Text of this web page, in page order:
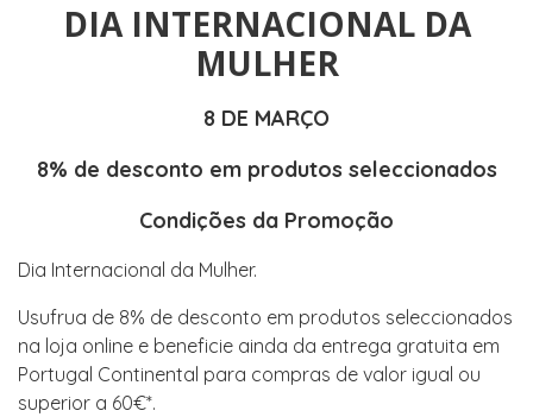
DIA INTERNACIONAL DA
MULHER
8 DE MARÇO
8% de desconto em produtos seleccionados
Condições da Promoção
Dia Internacional da Mulher.
Usufrua de 8% de desconto em produtos seleccionados
na loja online e beneficie ainda da entrega gratuita em
Portugal Continental para compras de valor igual ou
superior a 60€*.